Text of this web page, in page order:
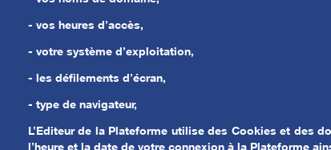
- vos heures d’accès,
- votre système d’exploitation,
- les défilements d’écran,
- type de navigateur,
L’Editeur de la Plateforme utilise des Cookies et des
l’heure et la date de votre connexion à la Plateforme